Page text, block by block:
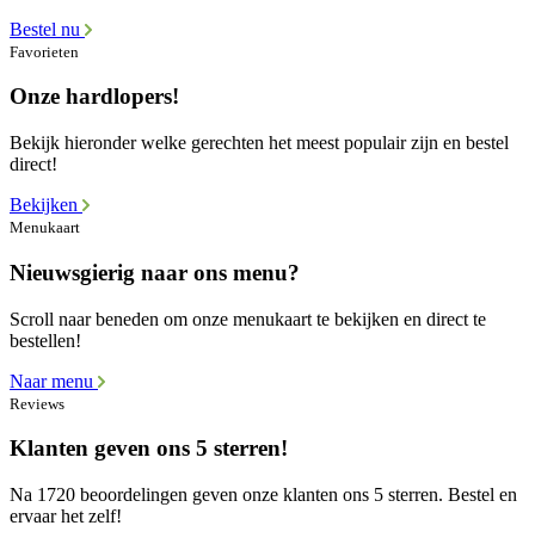
Bestel nu
Favorieten
Onze hardlopers!
Bekijk hieronder welke gerechten het meest populair zijn en bestel
direct!
Bekijken
Menukaart
Nieuwsgierig naar ons menu?
Scroll naar beneden om onze menukaart te bekijken en direct te
bestellen!
Naar menu
Reviews
Klanten geven ons 5 sterren!
Na 1720 beoordelingen geven onze klanten ons 5 sterren. Bestel en
ervaar het zelf!